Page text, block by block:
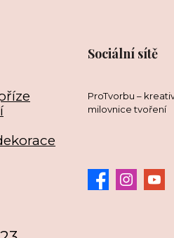
Sociální sítě
ProTvorbu –
milovnice tvoření